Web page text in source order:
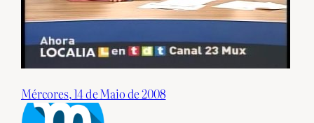
Mércores, 14 de Maio de 2008